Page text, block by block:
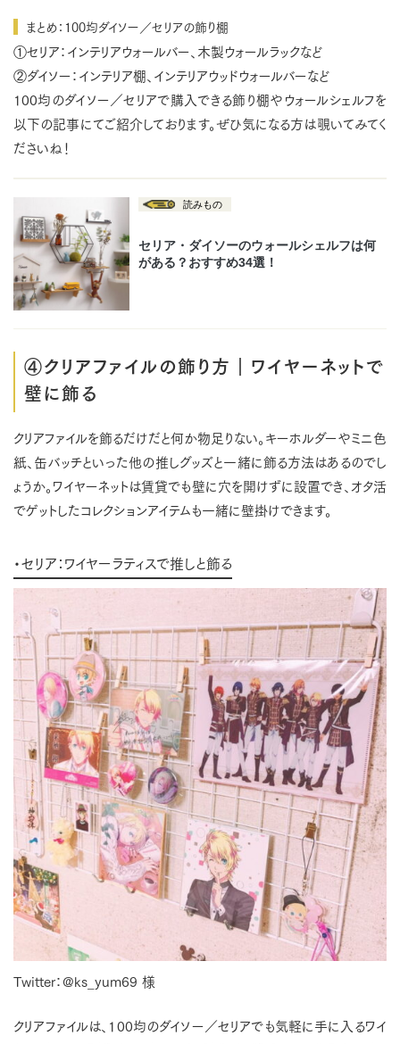
まとめ：100均ダイソー／セリアの飾り棚
①セリア：インテリアウォールバー、木製ウォールラックなど
②ダイソー：インテリア棚、インテリアウッドウォールバーなど
100均のダイソー／セリアで購入できる飾り棚やウォールシェルフを
以下の記事にてご紹介しております。ぜひ気になる方は覗いてみてく
ださいね！
④クリアファイルの飾り方｜ワイヤーネットで
壁に飾る
クリアファイルを飾るだけだと何か物足りない。キーホルダーやミニ色
紙、缶バッチといった他の推しグッズと一緒に飾る方法はあるのでし
ょうか。ワイヤーネットは賃貸でも壁に穴を開けずに設置でき、オタ活
でゲットしたコレクションアイテムも一緒に壁掛けできます。
・セリア：ワイヤーラティスで推しと飾る
Twitter：@ks_yum69 様
クリアファイルは、100均のダイソー／セリアでも気軽に手に入るワイ